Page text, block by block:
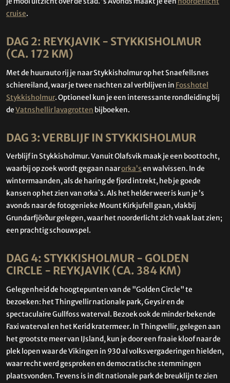
cruise.
DAG 2: REYKJAVIK - STYKKISHOLMUR
(CA. 172 KM)
Met de huurauto rij je naar Stykkisholmur op het Snaefellsnes
schiereiland, waar je twee nachten zal verblijven in Fosshotel
Stykkisholmur. Optioneel kun je een interessante rondleiding bij
deVatnshellir lavagrotten bijboeken.
DAG 3: VERBLIJF IN STYKKISHOLMUR
Verblijf in Stykkisholmur. Vanuit Olafsvik maak je een boottocht,
waarbij op zoek wordt gegaan naarorka’sen walvissen. In de
wintermaanden, als de haring de fjord intrekt, heb je goede
kansen op het zien van orka`s. Als het helder weer is kun je ’s
avonds naar de fotogenieke Mount Kirkjufell gaan, vlakbij
Grundarfjörður gelegen, waar het noorderlicht zich vaak laat zien;
een prachtig schouwspel.
DAG 4: STYKKISHOLMUR - GOLDEN
CIRCLE - REYKJAVIK (CA. 384 KM)
Gelegenheid de hoogtepunten van de "Golden Circle" te
bezoeken: het Thingvellir nationale park, Geysir en de
spectaculaire Gullfoss waterval. Bezoek ook de minder bekende
Faxi waterval en het Kerid kratermeer. In Thingvellir, gelegen aan
het grootste meer van IJsland, kun je door een fraaie kloof naar de
plek lopen waar de Vikingen in 930 al volksvergaderingen hielden,
waar recht werd gesproken en democratische stemmingen
plaatsvonden. Tevens is in dit nationale park de breuklijn te zien